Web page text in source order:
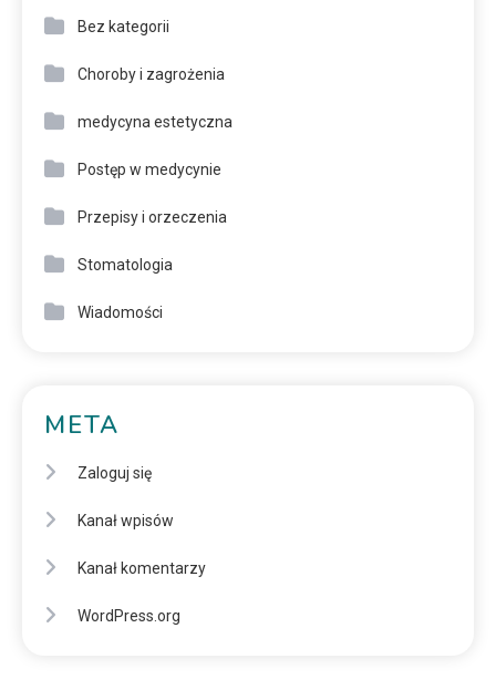
Bez kategorii
Choroby i zagrożenia
medycyna estetyczna
Postęp w medycynie
Przepisy i orzeczenia
Stomatologia
Wiadomości
META
Zaloguj się
Kanał wpisów
Kanał komentarzy
WordPress.org